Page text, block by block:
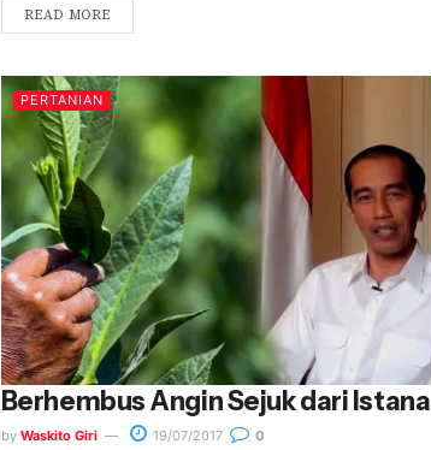
READ MORE
PERTANIAN
Berhembus Angin Sejuk dari Istana
by Waskito Giri 19/07/2017 0